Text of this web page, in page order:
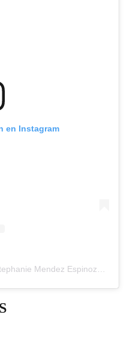
en Instagram
Una publicación compartida por Stephanie Mendez Espinoza (@steffi.mendezz)